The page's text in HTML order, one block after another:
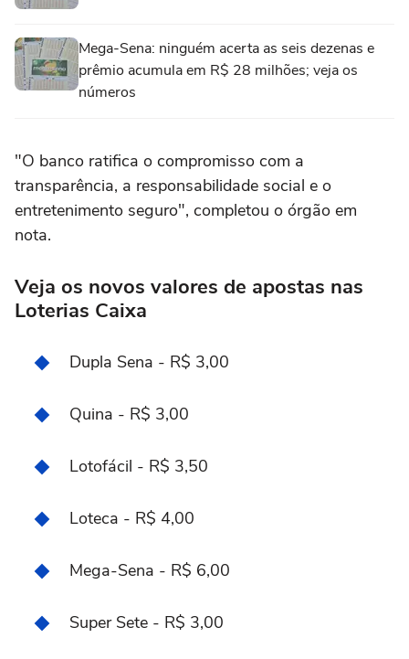
Mega-Sena: ninguém acerta as seis dezenas e
prêmio acumula em R$ 28 milhões; veja os
números
"O banco ratifica o compromisso com a
transparência, a responsabilidade social e o
entretenimento seguro", completou o órgão em
nota.
Veja os novos valores de apostas nas
Loterias Caixa
Dupla Sena - R$ 3,00
Quina - R$ 3,00
Lotofácil - R$ 3,50
Loteca - R$ 4,00
Mega-Sena - R$ 6,00
Super Sete - R$ 3,00